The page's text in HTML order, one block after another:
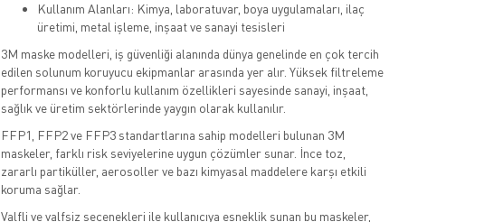
Kullanım Alanları: Kimya, laboratuvar, boya uygulamaları, ilaç
üretimi, metal işleme, inşaat ve sanayi tesisleri
3M maske modelleri, iş güvenliği alanında dünya genelinde en çok tercih
edilen solunum koruyucu ekipmanlar arasında yer alır. Yüksek filtreleme
performansı ve konforlu kullanım özellikleri sayesinde sanayi, inşaat,
sağlık ve üretim sektörlerinde yaygın olarak kullanılır.
FFP1, FFP2 ve FFP3 standartlarına sahip modelleri bulunan 3M
maskeler, farklı risk seviyelerine uygun çözümler sunar. İnce toz,
zararlı partiküller, aerosoller ve bazı kimyasal maddelere karşı etkili
koruma sağlar.
Valfli ve valfsiz seçenekleri ile kullanıcıya esneklik sunan bu maskeler,